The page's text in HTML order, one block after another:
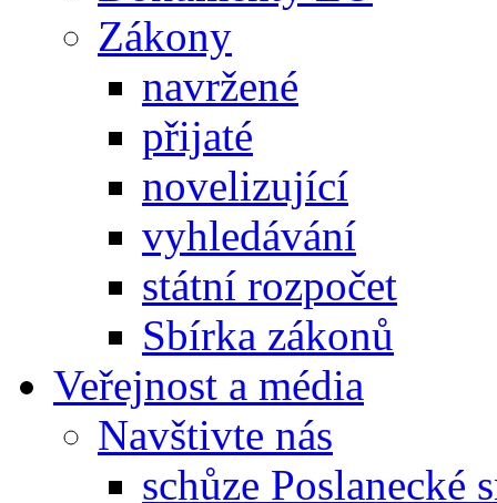
Zákony
navržené
přijaté
novelizující
vyhledávání
státní rozpočet
Sbírka zákonů
Veřejnost a média
Navštivte nás
schůze Poslanecké